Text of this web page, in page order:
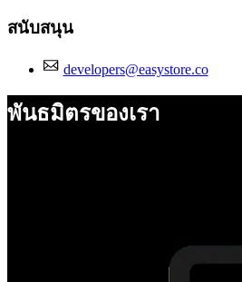
สนับสนุน
developers@easystore.co
พันธมิตรของเรา